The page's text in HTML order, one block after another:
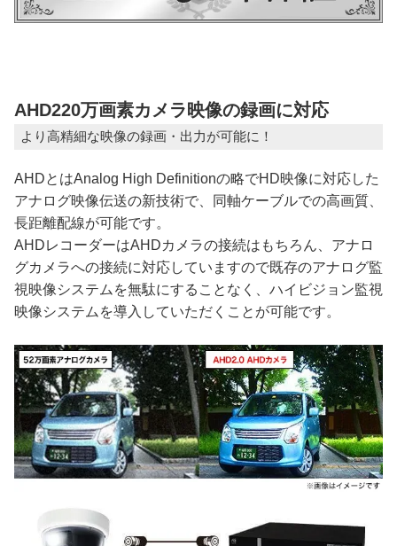
AHD220万画素カメラ映像の録画に対応
より高精細な映像の録画・出力が可能に！
AHDとはAnalog High Definitionの略でHD映像に対応した
アナログ映像伝送の新技術で、同軸ケーブルでの高画質、
長距離配線が可能です。
AHDレコーダーはAHDカメラの接続はもちろん、アナロ
グカメラへの接続に対応していますので既存のアナログ監
視映像システムを無駄にすることなく、ハイビジョン監視
映像システムを導入していただくことが可能です。